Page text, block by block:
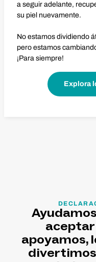
a seguir adelante,
su piel nuevamente.
No estamos dividiendo
pero estamos
¡Para siempre!
Explora
aceptar
apoyamos,